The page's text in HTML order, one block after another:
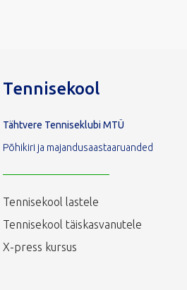
Tennisekool
Tähtvere Tenniseklubi MTÜ
Põhikiri ja majandusaastaaruanded
Tennisekool lastele
Tennisekool täiskasvanutele
X-press kursus